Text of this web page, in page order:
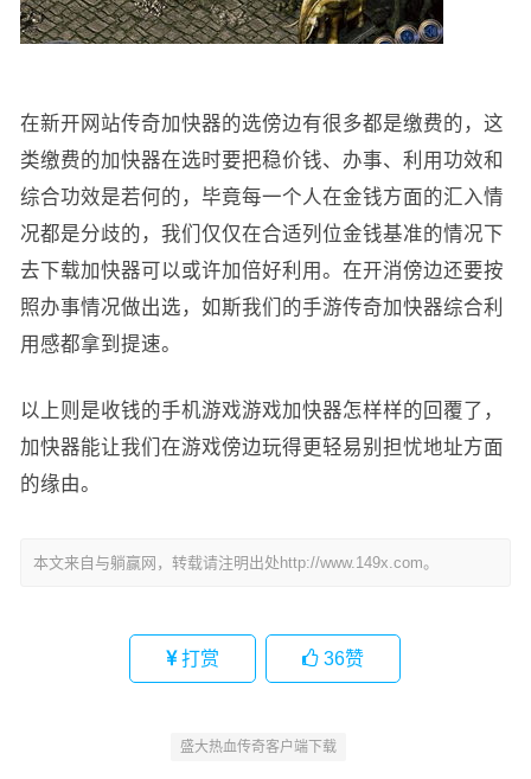
在新开网站传奇加快器的选傍边有很多都是缴费的，这
类缴费的加快器在选时要把稳价钱、办事、利用功效和
综合功效是若何的，毕竟每一个人在金钱方面的汇入情
况都是分歧的，我们仅仅在合适列位金钱基准的情况下
去下载加快器可以或许加倍好利用。在开消傍边还要按
照办事情况做出选，如斯我们的手游传奇加快器综合利
用感都拿到提速。
以上则是收钱的手机游戏游戏加快器怎样样的回覆了，
加快器能让我们在游戏傍边玩得更轻易别担忧地址方面
的缘由。
本文来自与躺赢网，转载请注明出处http://www.149x.com。
打赏 36赞
盛大热血传奇客户端下载